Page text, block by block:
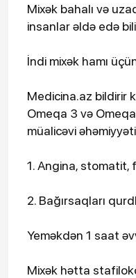
Mixək bahalı və
insanlar əldə edə
İndi mixək hamı
Medicina.az bildirir
Omeqa 3 və
müalicəvi
1. Angina, stomatit,
2. Bağırsaqları
Yeməkdən 1 saat
Mixək hətta